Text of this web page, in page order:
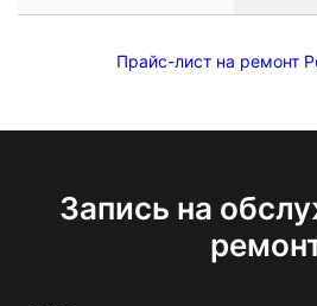
Прайс-лист на ремонт
Запись на